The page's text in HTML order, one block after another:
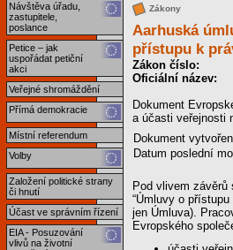
Návštěva úřadu,
zastupitele,
poslance
Petice – jak
uspořádat petiční
akci
Veřejné shromáždění
Přímá demokracie
Místní referendum
Volby
Založení politické strany
či hnutí
Účast ve správním řízení
EIA - Posuzování
vlivů na životní
Zákony
Aarhuská
přístupu k
Zákon číslo:
Oficiální název:
Dokument
a účasti veřejnosti
Dokument
Datum poslední
Pod vlivem
“Úmluvy o
jen Úmluva).
Evropského